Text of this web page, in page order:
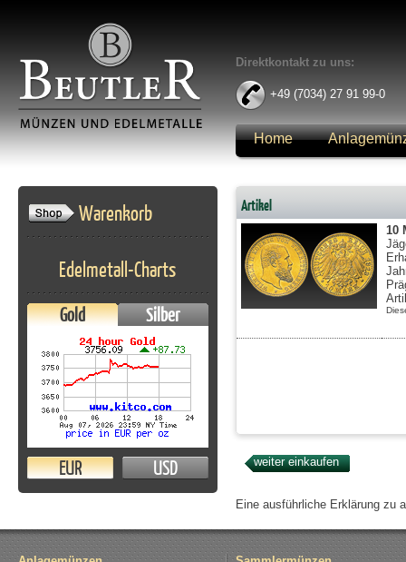
Direktkontakt zu uns:
+49 (7034) 27 91 99-0
Home
Warenkorb
Edelmetall-Charts
Gold Silber
EUR USD
Artikel
10
Eine ausführliche Erklärung zu